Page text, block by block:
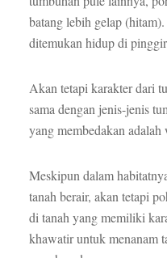
batang lebih gelap
ditemukan hidup di
Akan tetapi karakter dari
sama dengan jenis-jenis
yang membedakan
Meskipun dalam
tanah berair, akan tetapi
di tanah yang memiliki
khawatir untuk menanam